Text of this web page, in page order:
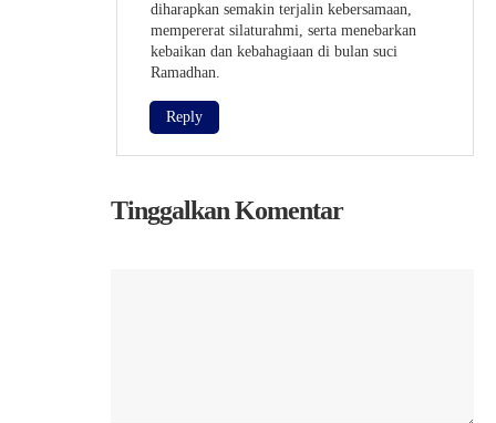
diharapkan semakin terjalin kebersamaan,
mempererat silaturahmi, serta menebarkan
kebaikan dan kebahagiaan di bulan suci
Ramadhan.
Reply
Tinggalkan Komentar